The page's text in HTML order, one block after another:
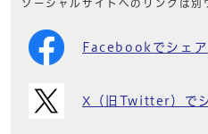
ソーシャルサイトへのリンクは別
Facebookでシェア
X（旧Twitter）で